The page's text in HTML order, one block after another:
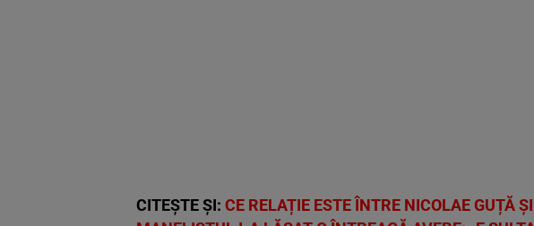
CITEȘTE ȘI: CE RELAȚIE ESTE ÎNTRE NICOLAE GUȚĂ